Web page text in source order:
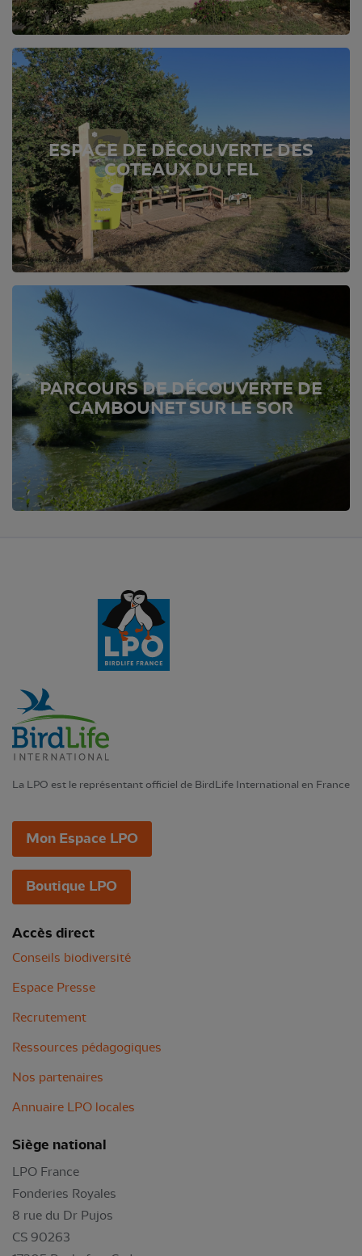
ESPACE DE DÉCOUVERTE DES
COTEAUX DU FEL
PARCOURS DE DÉCOUVERTE DE
CAMBOUNET SUR LE SOR
La LPO est le représentant officiel de BirdLife International en France
Mon Espace LPO
Boutique LPO
Accès direct
Conseils biodiversité
Espace Presse
Recrutement
Ressources pédagogiques
Nos partenaires
Annuaire LPO locales
Siège national
LPO France
Fonderies Royales
8 rue du Dr Pujos
CS 90263